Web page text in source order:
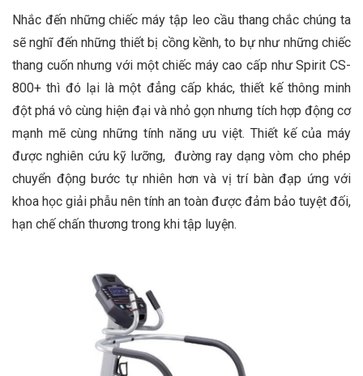
Nhắc đến những chiếc máy tập leo cầu thang chắc chúng ta
sẽ nghĩ đến những thiết bị cồng kềnh, to bự như những chiếc
thang cuốn nhưng với một chiếc máy cao cấp như Spirit CS-
800+ thì đó lại là một đẳng cấp khác, thiết kế thông minh
đột phá vô cùng hiện đại và nhỏ gọn nhưng tích hợp động cơ
mạnh mẽ cùng những tính năng ưu việt. Thiết kế của máy
được nghiên cứu kỹ lưỡng, đường ray dạng vòm cho phép
chuyển động bước tự nhiên hơn và vị trí bàn đạp ứng với
khoa học giải phẫu nên tính an toàn được đảm bảo tuyệt đối,
hạn chế chấn thương trong khi tập luyện.